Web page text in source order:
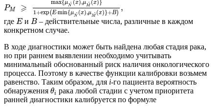
PM ⩾ max{μ
N
~ (x),μ
M
~ (x)}
1+exp(E⋅min{μ
N
~ (x),μ
M
~ (x)}+B)
,
где E иB – действительные числа, различные в каждом
конкретном случае.
В ходе диагностики может быть найдена любая стадия рака,
но при раннем выявлении необходимо учитывать
минимальный обоснованный риск наличия онкологического
процесса. Поэтому в качестве функции калибровки возьмем
равенство. Таким образом, для i-го пациента вероятность
обнаружения θi рака любой стадии с учетом приоритета
ранней диагностики калибруется по формуле